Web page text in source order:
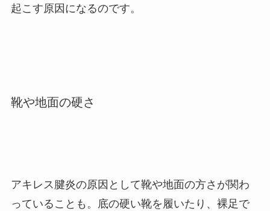
起こす原因になるのです。
靴や地面の硬さ
アキレス腱炎の原因として靴や地面の方さが関わ
っていることも。 底の硬い靴を履いたり、裸足で